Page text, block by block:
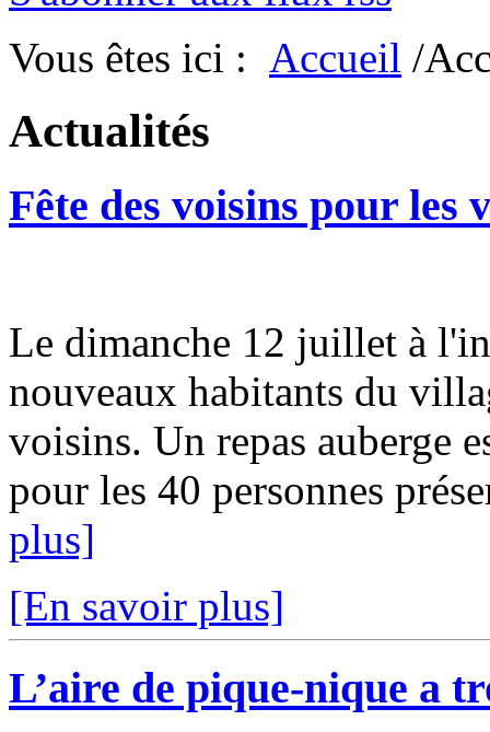
Vous êtes ici : Accueil /
Actualités
Fête des voisins pour les
Le dimanche 12 juillet à
nouveaux habitants du
voisins. Un repas auberge
pour les 40 personnes
plus]
[En savoir plus]
L’aire de pique-nique a